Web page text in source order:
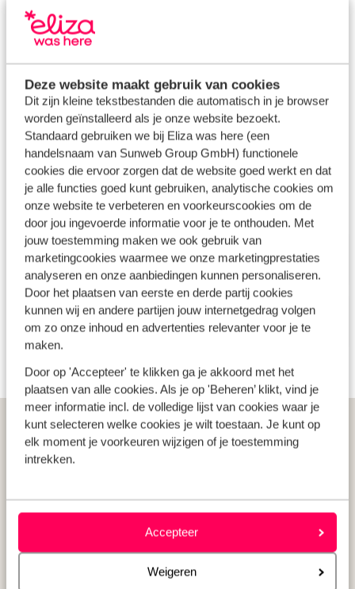
Deze website maakt gebruik van cookies
Dit zijn kleine tekstbestanden die automatisch in je browser
worden geïnstalleerd als je onze website bezoekt.
Standaard gebruiken we bij Eliza was here (een
handelsnaam van Sunweb Group GmbH) functionele
cookies die ervoor zorgen dat de website goed werkt en dat
je alle functies goed kunt gebruiken, analytische cookies om
onze website te verbeteren en voorkeurscookies om de
door jou ingevoerde informatie voor je te onthouden. Met
jouw toestemming maken we ook gebruik van
marketingcookies waarmee we onze marketingprestaties
analyseren en onze aanbiedingen kunnen personaliseren.
Door het plaatsen van eerste en derde partij cookies
kunnen wij en andere partijen jouw internetgedrag volgen
om zo onze inhoud en advertenties relevanter voor je te
maken.
Door op 'Accepteer' te klikken ga je akkoord met het
plaatsen van alle cookies. Als je op 'Beheren’ klikt, vind je
meer informatie incl. de volledige lijst van cookies waar je
kunt selecteren welke cookies je wilt toestaan. Je kunt op
elk moment je voorkeuren wijzigen of je toestemming
intrekken.
Accepteer
Weigeren
certificeringsprogramma, gespecialiseerd in duurzaam
management voor de reisindustrie. Om als
reisorganisatie gecertificeerd te worden, is Sunweb
zo’n 255 punten rondom duurzaamheid en
maatschappelijk verantwoord ondernemen. Deze criteria
hebben onder andere betrekking op het kantoor van de
reisorganisatie, het productassortiment en de partners
van Sunweb Group.
Lees meer over CO2 compensatie
Lees meer over Travelife
Populaire landen
Vakantie Griekenland
Vakantie Portugal
Populaire regio's